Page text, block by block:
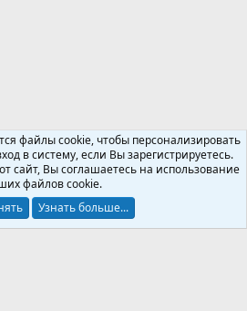
и правила
Помощь
файлы cookie, чтобы персонализировать
в систему, если Вы зарегистрируетесь.
сайт, Вы соглашаетесь на использование
файлов cookie.
Узнать больше...